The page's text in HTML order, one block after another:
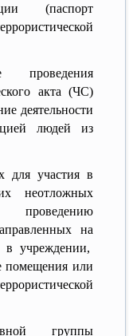
(паспорт
акта (ЧС)
деятельности
людей из
для участия в
неотложных
на
в учреждении,
помещения или
группы